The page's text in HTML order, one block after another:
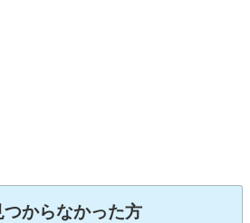
からなかった方